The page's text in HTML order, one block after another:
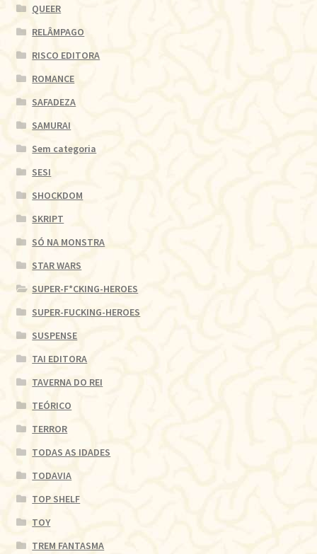
QUEER
RELÂMPAGO
RISCO EDITORA
ROMANCE
SAFADEZA
SAMURAI
Sem categoria
SESI
SHOCKDOM
SKRIPT
SÓ NA MONSTRA
STAR WARS
SUPER-F*CKING-HEROES
SUPER-FUCKING-HEROES
SUSPENSE
TAI EDITORA
TAVERNA DO REI
TEÓRICO
TERROR
TODAS AS IDADES
TODAVIA
TOP SHELF
TOY
TREM FANTASMA